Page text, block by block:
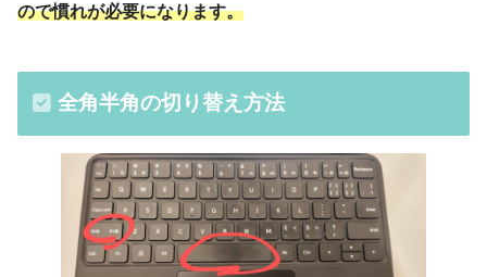
ので慣れが必要になります。
全角半角の切り替え方法